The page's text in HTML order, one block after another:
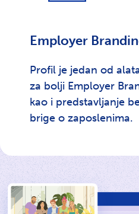
Employer
Profil je jedan od
za bolji Employer
kao i predstavljanje
brige o zaposlenima.